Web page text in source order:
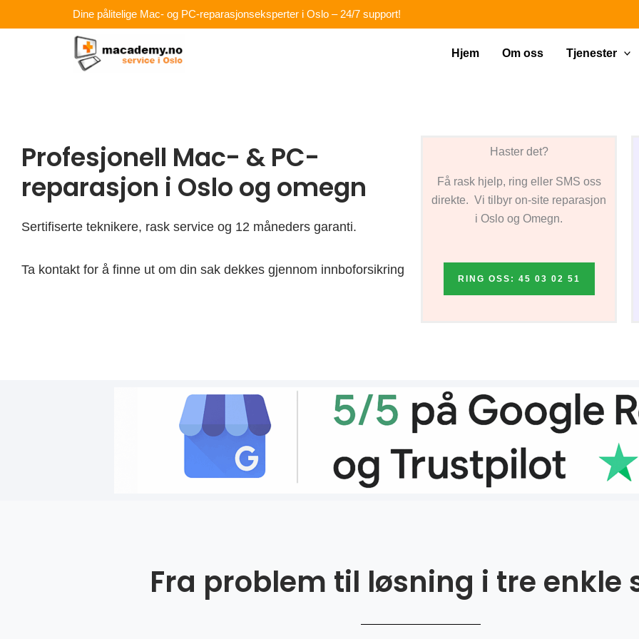
rett
Dine pålitelige Mac- og PC-reparasjonseksperter i Oslo – 24/7 support!
Hjem Om oss Tjenester
Profesjonell Mac- & PC-
reparasjon i Oslo og omegn
Sertifiserte teknikere, rask service og 12 måneders garanti.
Ta kontakt for å finne ut om din sak dekkes gjennom innboforsikring
Haster det?
Få rask hjelp, ring eller SMS oss
direkte. Vi tilbyr on-site reparasjon
i Oslo og Omegn.
RING OSS: 45 03 02 51
Fra problem til løsning i tre enkle